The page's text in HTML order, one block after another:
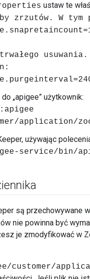
ustaw te
zrzutów. W tym
„apigee” użytkownik:
application/
używając
service/bin/
są przechowywane
nie powinna być
je zmodyfikować w
customer/